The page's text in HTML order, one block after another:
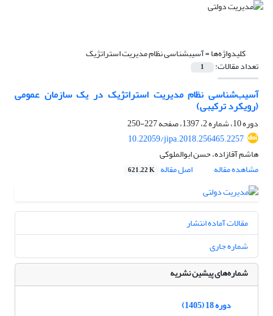
کلیدواژه‌ها =آسیب‎شناسی نظام مدیریت استراتژیک
تعداد مقالات: 1
آسیب‌شناسی نظام مدیریت استراتژیک در یک سازمان عمومی
(رویکرد ترکیبی)
دوره 10، شماره 2، 1397، صفحه
227-250
10.22059/jipa.2018.256465.2257
هاشم آقازاده، حسن ابوالملوکی
مشاهده مقاله
اصل مقاله 621.22 K
مقالات آماده انتشار
شماره جاری
شماره‌های پیشین نشریه
دوره 18 (1405)